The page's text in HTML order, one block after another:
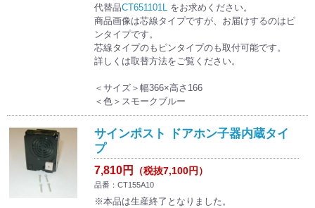
代替品CT651101L
をお求めください。
商品画像は芯線タイプですが、お届けするのはピ
ンタイプです。
芯線タイプのもピンタイプのも取付可能です。
詳しくは取替方法をご覧ください。
＜サイズ＞幅366×高さ166
＜色＞スモークブルー
サインポスト ドアホン子器内蔵タイ
プ
7,810円 （税抜7,100円）
品番：CT155A10
※本品は生産終了となりました。